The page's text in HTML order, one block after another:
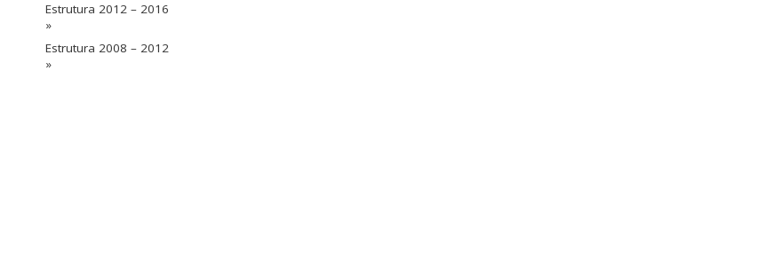
Estrutura 2012 – 2016
»
Estrutura 2008 – 2012
»